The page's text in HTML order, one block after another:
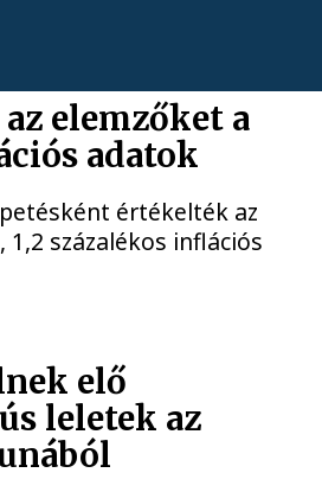
elemzőket a
adatok
értékelték az
1,2 százalékos inflációs
elő
leletek az